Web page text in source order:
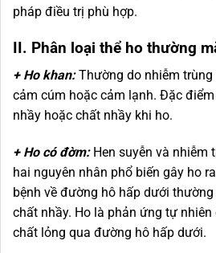
pháp điều trị phù hợp.
II. Phân loại thể ho thường
+ Ho khan:Thường do nhiễm
cảm cúm hoặc cảm lạnh. Đặc
nhầy hoặc chất nhầy khi ho.
+ Ho có đờm:Hen suyễn và nhiễm
hai nguyên nhân phổ biến gây ho
bệnh về đường hô hấp dưới
chất nhầy. Ho là phản ứng tự nhiên
chất lỏng qua đường hô hấp dưới.